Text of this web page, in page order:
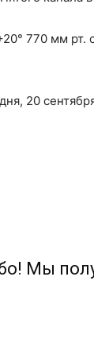
770 мм рт.
20
Мы